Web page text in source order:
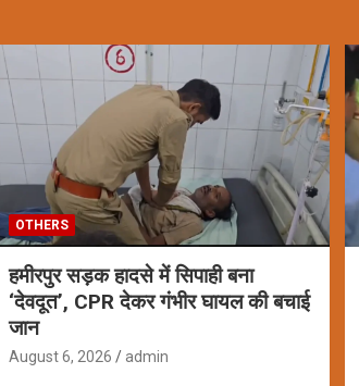
OTHERS
हमीरपुर सड़क हादसे में सिपाही बना
‘देवदूत’, CPR देकर गंभीर घायल की बचाई
जान
August 6, 2026 admin